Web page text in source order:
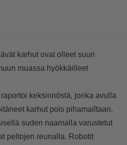
karhut ovat olleet suuri
muassa hyökkäilleet
keksinnöstä, jonka avulla
karhut pois pihamailtaan.
suden naamalla varustetut
peltojen reunalla. Robotit